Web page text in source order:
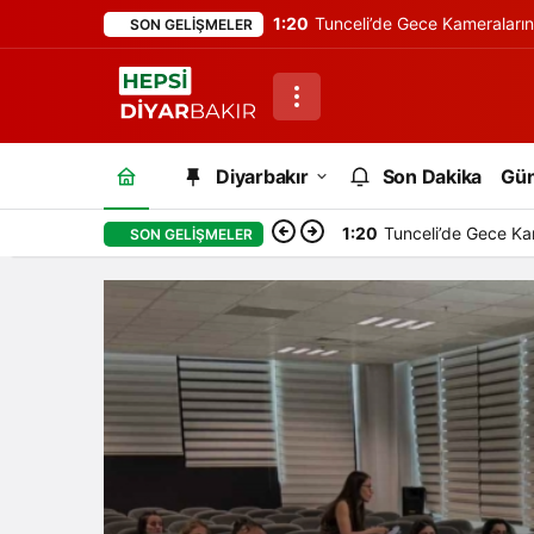
SON GELIŞMELER 1:20 Tunceli’de Gece
Diyarbakır Son Dakika
SON GELIŞMELER 1:20 Tunceli’de Gece